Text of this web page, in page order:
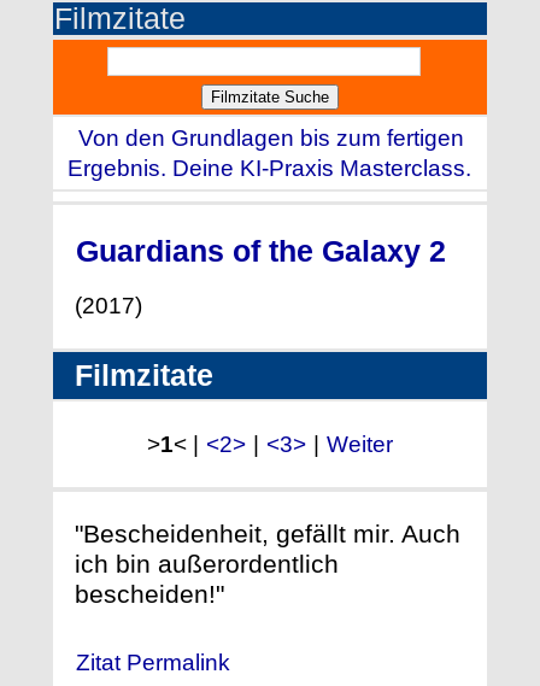
Filmzitate
Von den Grundlagen bis zum fertigen
Ergebnis. Deine KI-Praxis Masterclass.
Guardians of the Galaxy 2
(2017)
Filmzitate
>1< | <2> <3> Weiter
"Bescheidenheit, gefällt mir. Auch
ich bin außerordentlich
bescheiden!"
Zitat Permalink